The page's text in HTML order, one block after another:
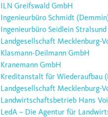
ILN Greifswald GmbH
Ingenieurbüro Schmidt
Ingenieurbüro Seidlein Stralsund
Landgesellschaft Mecklenburg-
Klasmann-Deilmann GmbH
Kranemann GmbH
Kreditanstalt für Wiederaufbau
Landgesellschaft Mecklenburg-
Landwirtschaftsbetrieb Hans
LedA – Die Agentur für